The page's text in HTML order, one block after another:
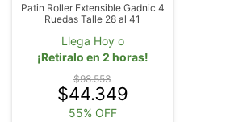
Patin Roller Extensible Gadnic 4
Ruedas Talle 28 al 41
Llega Hoy o
¡Retiralo en 2 horas!
$98.553
$44.349
55% OFF